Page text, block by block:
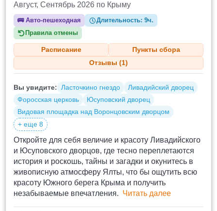
Август, Сентябрь 2026 по Крыму
🚌Авто-пешеходная Длительность:9ч.
Правила отмены
Расписание
Пункты сбора
Отзывы (1)
Вы увидите: Ласточкино гнездо
Ливадийский дворец
Форосская церковь
Юсуповский дворец
Видовая площадка над Воронцовским дворцом
+ еще 8
Откройте для себя величие и красоту Ливадийского
и Юсуповского дворцов, где тесно переплетаются
история и роскошь, тайны и загадки и окунитесь в
живописную атмосферу Ялты, что бы ощутить всю
красоту Южного берега Крыма и получить
незабываемые впечатления. Читать далее